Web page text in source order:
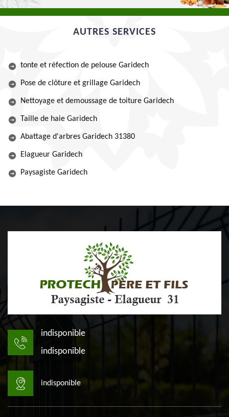
AUTRES SERVICES
tonte et réfection de pelouse Garidech
Pose de clôture et grillage Garidech
Nettoyage et demoussage de toiture Garidech
Taille de haie Garidech
Abattage d'arbres Garidech 31380
Elagueur Garidech
Paysagiste Garidech
indisponible
indisponible
indisponible